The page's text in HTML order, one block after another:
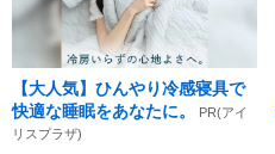
【大人気】ひんやり冷感寝具で
快適な睡眠をあなたに。
PR(アイ
リスプラザ)